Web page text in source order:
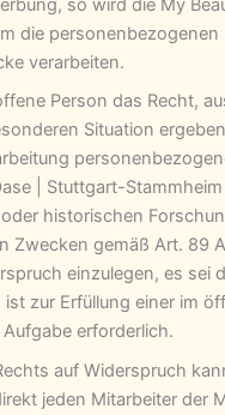
so wird die My
die personenbezogenen
verarbeiten.
Person das Recht,
Situation
| Stuttgart-
historischen
Zwecken gemäß Art. 89
einzulegen, es sei
zur Erfüllung einer im
erforderlich.
auf Widerspruch
jeden Mitarbeiter der